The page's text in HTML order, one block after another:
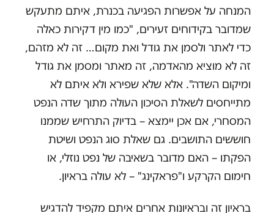
המנחה על אפשרות הפגיעה בכנרת, איתם מתעקש
שמדובר בקידוחים זעירים, "כמו מין דקירות כאלה
כדי לאתר ולסמן את גודל ואת מקום… זה לא מזהם,
זה לא מוציא מהאדמה, זה מאתר ומסמן את גודל
ומיקום השדה". אלא שלא שפירא ולא איתם לא
מתייחסים לשאלת הסיכון העולה מתוך שדה הנפט
המסחרי, אם אכן יימצא – בדיוק התרחיש שממנו
חוששים התושבים. גם שאלת סוג הנפט ושיטת
הפקתו – האם מדובר בשאיבה של נפט נוזלי, או
חימום הקרקע ו"פראקינג" – לא עולה בראיון.
בראיון זה ובראיונות אחרים איתם מקפיד להדגיש